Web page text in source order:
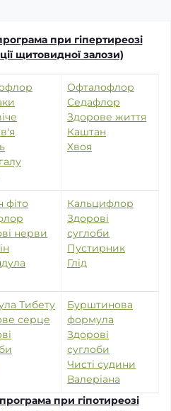
при гіпертиреозі
щитовидної залози)
Офталофлор
Седафлор
Здорове життя
Каштан
Хвоя
фіто
нерви
Кальцифлор
Здорові
суглоби
Пустирник
Глід
Тибету
серце
Бурштинова
формула
Здорові
суглоби
Чисті судини
Валеріана
при гіпотиреозі